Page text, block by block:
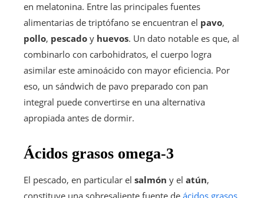
en melatonina. Entre las principales fuentes
alimentarias de triptófano se encuentran el pavo,
pollo, pescado y huevos. Un dato notable es que, al
combinarlo con carbohidratos, el cuerpo logra
asimilar este aminoácido con mayor eficiencia. Por
eso, un sándwich de pavo preparado con pan
integral puede convertirse en una alternativa
apropiada antes de dormir.
Ácidos grasos omega-3
El pescado, en particular el salmón y el atún,